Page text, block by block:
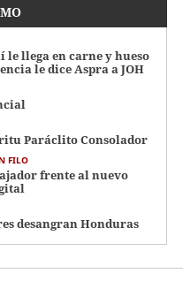
le llega en carne y hueso
le dice Aspra a JOH
Paráclito Consolador
FILO
frente al nuevo
desangran Honduras